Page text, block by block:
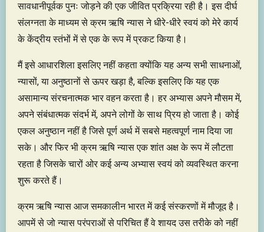
सावधानीपूर्वक पुनः जोड़ने की एक जीवित प्रक्रिया रही है। इस दीर्घ
संलग्नता के माध्यम से क्रम ऋषि न्यास ने धीरे-धीरे स्वयं को मेरे कार्य
के केंद्रीय स्तंभों में से एक के रूप में प्रकट किया है।
मैं इसे आधारशिला इसलिए नहीं कहता क्योंकि यह अन्य सभी साधनाओं,
न्यासों, या अनुष्ठानों से ऊपर खड़ा है, बल्कि इसलिए कि यह एक
असामान्य संरचनात्मक भार वहन करता है। हर अभ्यास अपने मौसम में,
अपने संबंधात्मक संदर्भ में, अपने लोगों के साथ प्रिय हो जाता है। कोई
एकल अनुष्ठान नहीं है जिसे पूर्ण अर्थ में सबसे महत्वपूर्ण नाम दिया जा
सके। और फिर भी क्रम ऋषि न्यास एक शांत अक्ष के रूप में लौटता
रहता है जिसके चारों ओर कई अन्य अभ्यास स्वयं को व्यवस्थित करना
शुरू करते हैं।
क्रम ऋषि न्यास आज समकालीन भारत में कई संस्करणों में मौजूद है।
आपमें से जो न्यास परंपराओं से परिचित हैं वे शायद उस तरीके को नहीं